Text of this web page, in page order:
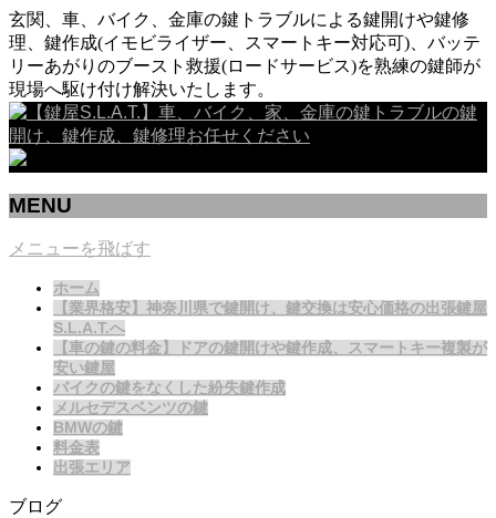
玄関、車、バイク、金庫の鍵トラブルによる鍵開けや鍵修
理、鍵作成(イモビライザー、スマートキー対応可)、バッテ
リーあがりのブースト救援(ロードサービス)を熟練の鍵師が
現場へ駆け付け解決いたします。
MENU
メニューを飛ばす
ホーム
【業界格安】神奈川県で鍵開け、鍵交換は安心価格の出張鍵屋
S.L.A.T.へ
【車の鍵の料金】ドアの鍵開けや鍵作成、スマートキー複製が
安い鍵屋
バイクの鍵をなくした紛失鍵作成
メルセデスベンツの鍵
BMWの鍵
料金表
出張エリア
ブログ